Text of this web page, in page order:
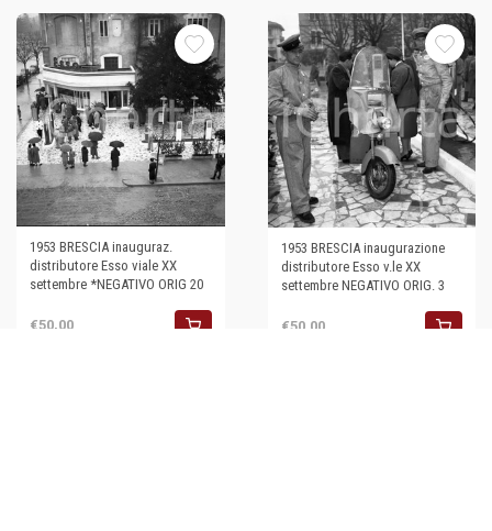
1953 BRESCIA inauguraz.
distributore Esso viale XX
settembre *NEGATIVO ORIG 20
€50,00
1953 BRESCIA inaugurazione
distributore Esso v.le XX
settembre NEGATIVO ORIG. 3
€50,00